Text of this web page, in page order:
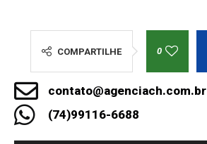
COMPARTILHE 0
contato@agenciach.com.br
(74)99116-6688